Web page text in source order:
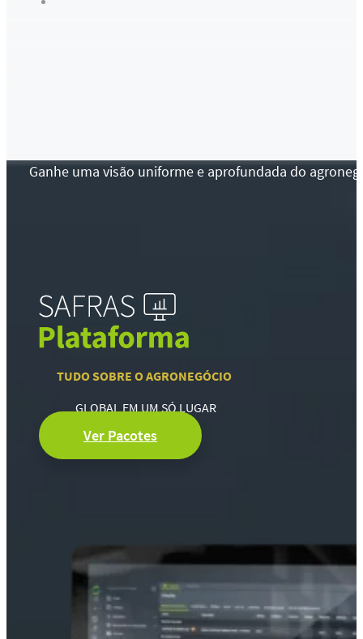
Ganhe uma visão uniforme e aprofundada do
TUDO SOBRE O AGRONEGÓCIO
GLOBAL EM UM SÓ LUGAR
Ver Pacotes